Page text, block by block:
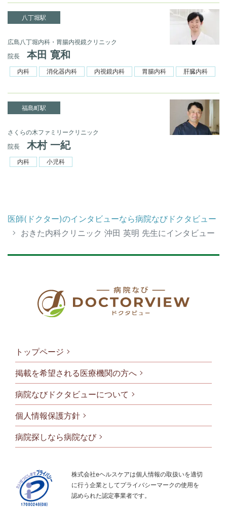
八丁堀駅
広島八丁堀内科・胃腸内視鏡クリニック
院長
本田 寛和
内科 消化器内科 内視鏡内科 胃腸内科 肝臓内科
福島町駅
さくらの木ファミリークリニック
院長
木村 一紀
内科 小児科
医師(ドクター)のインタビューなら病院なびドクタビュー
おきた内科クリニック 沖田 英明 先生にインタビュー
フッタメニ
トップページ
掲載を希望される医療機関の方へ
病院なびドクタビューについて
個人情報保護方針
病院探しなら病院なび
株式会社eヘルスケアは個人情報の取扱いを適切
に行う企業としてプライバシーマークの使用を
認められた認定事業者です。